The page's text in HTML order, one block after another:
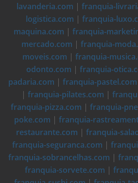
lavanderia.com | franquia-
logistica.com | franquia-
maquina.com | franquia-
mercado.com | franquia-
moveis.com | franquia-
odonto.com | franquia-
padaria.com | franquia-pastel.com
| franquia-pilates.com |
franquia-pizza.com | franquia-
poke.com | franquia-
restaurante.com | franquia-
franquia-seguranca.com |
franquia-sobrancelhas.com |
franquia-sorvete.com |